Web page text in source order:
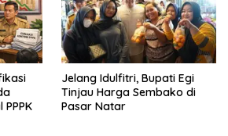
PPPK
Jelang Idulfitri, Bupati Egi
Tinjau Harga Sembako di
Pasar Natar